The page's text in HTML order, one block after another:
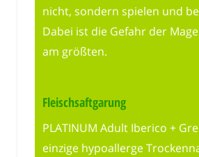
nicht, sondern spielen und
Dabei ist die Gefahr der
am größten.
Fleischsaftgarung
PLATINUM Adult Iberico +
einzige hypoallerge